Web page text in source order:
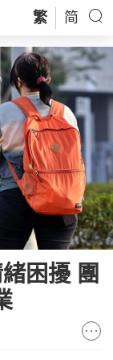
繁 简
困擾 團